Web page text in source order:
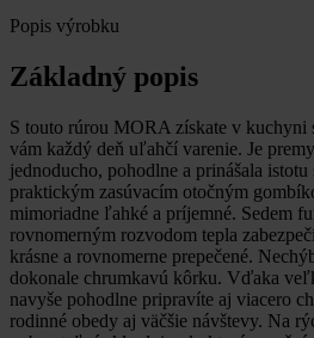
Popis výrobku
Základný popis
S touto rúrou MORA získate v
vám každý deň uľahčí varenie. Je
jednoducho, pohodlne a prinášala
praktickým zasúvacím otočným
mimoriadne ľahké a príjemné. Sedem
rovnomerným rozvodom tepla
krásne a rovnomerne prepečené.
dokonale chrumkavú kôrku. Vďaka
navyše pohodlne pripravíte aj viacero
rodinné obedy aj väčšie návštevy. Na